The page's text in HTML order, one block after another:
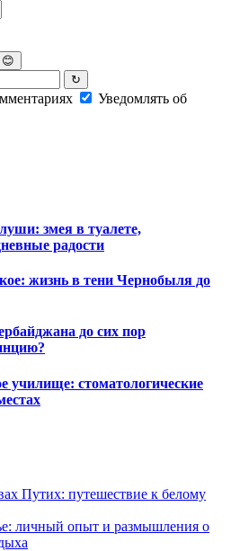
😊
↻
Уведомлять об
змея в туалете,
радости
жизнь в тени Чернобыля до
до сих пор
училище: стоматологические
Путих: путешествие к белому
личный опыт и размышления о